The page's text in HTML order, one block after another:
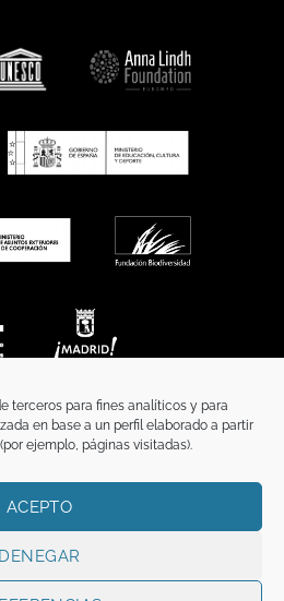
terceros para fines analíticos y para
en base a un perfil elaborado a partir
ejemplo, páginas visitadas).
ACEPTO
DENEGAR
Y CONDICIONES
es titular de los derechos de propiedad